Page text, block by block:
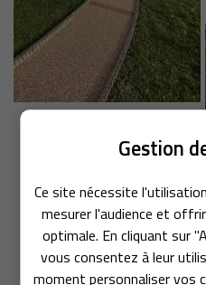
Gestion
Ce site nécessite
mesurer l'audience et
optimale. En cliquant sur
vous consentez à leur
moment personnaliser vos
ACCUEIL
ETANCHÉITÉ
/ ACOUSTIQUE / GOMME
EXTÉRIEURS